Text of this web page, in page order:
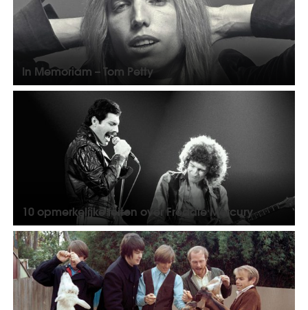
In Memoriam – Tom Petty
10 opmerkelijke feiten over Freddie Mercury